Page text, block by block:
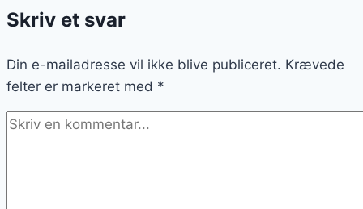
BBQ-
Skriv et svar
Din e-mailadresse vil ikke blive publiceret. Krævede
felter er markeret med *